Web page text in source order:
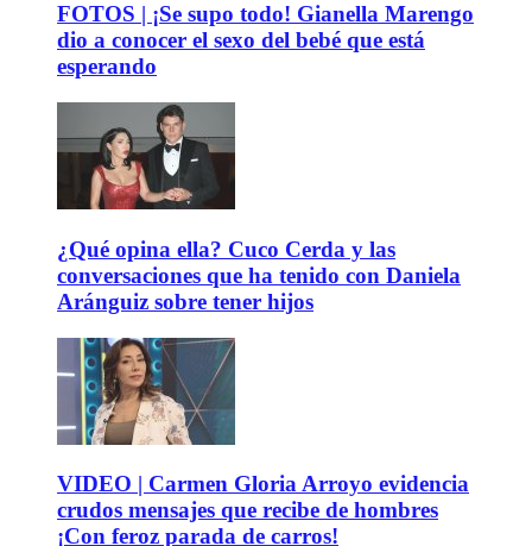
FOTOS | ¡Se supo todo! Gianella Marengo
dio a conocer el sexo del bebé que está
esperando
¿Qué opina ella? Cuco Cerda y las
conversaciones que ha tenido con Daniela
Aránguiz sobre tener hijos
VIDEO | Carmen Gloria Arroyo evidencia
crudos mensajes que recibe de hombres
¡Con feroz parada de carros!